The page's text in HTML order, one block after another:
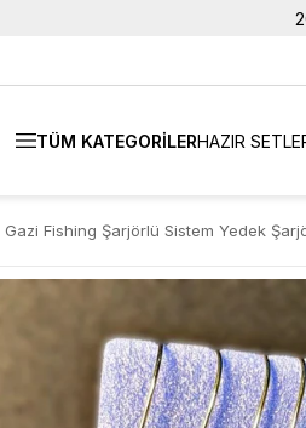
TÜM KATEGORİLERHAZIR
Gazi Fishing Şarjörlü Sistem Yedek